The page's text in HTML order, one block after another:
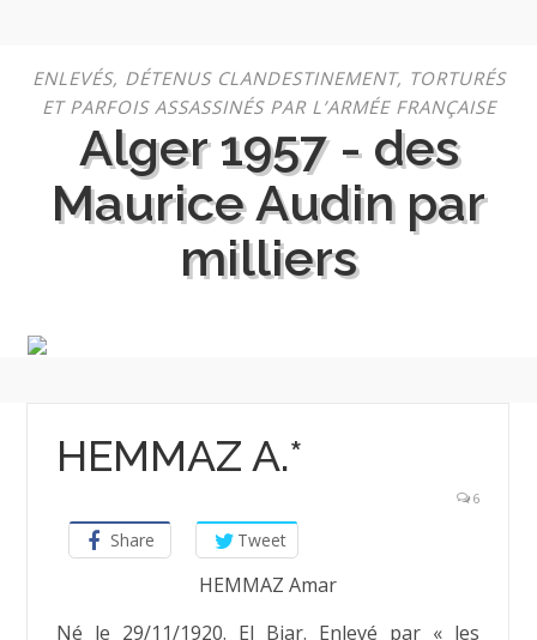
contenu
ENLEVÉS, DÉTENUS CLANDESTINEMENT, TORTURÉS
ET PARFOIS ASSASSINÉS PAR L’ARMÉE FRANÇAISE
Alger 1957 - des
Maurice Audin par
milliers
HEMMAZ A.*
6
Share Tweet
HEMMAZ Amar
Né le 29/11/1920. El Biar. Enlevé par « les